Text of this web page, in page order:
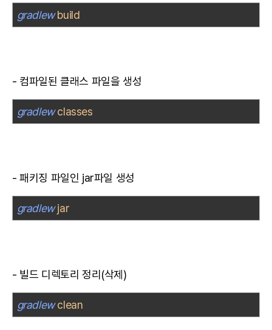
gradlew build
- 컴파일된 클래스 파일을 생성
gradlew classes
- 패키징 파일인 jar파일 생성
gradlew jar
- 빌드 디렉토리 정리(삭제)
gradlew clean